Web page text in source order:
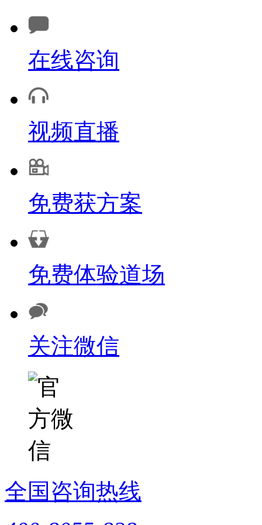
在线咨询
视频直播
免费获方案
免费体验道场
关注微信
全国咨询热线